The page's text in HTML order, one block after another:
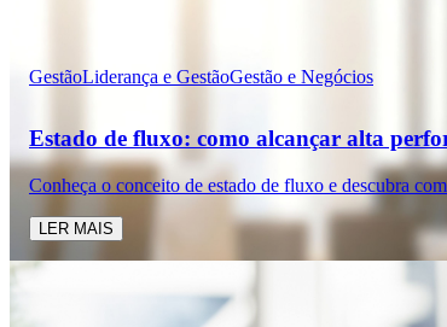
GestãoLiderança e GestãoGestão e Negócios
Estado de fluxo: como alcançar alta
Conheça o conceito de estado de fluxo e descubra
LER MAIS